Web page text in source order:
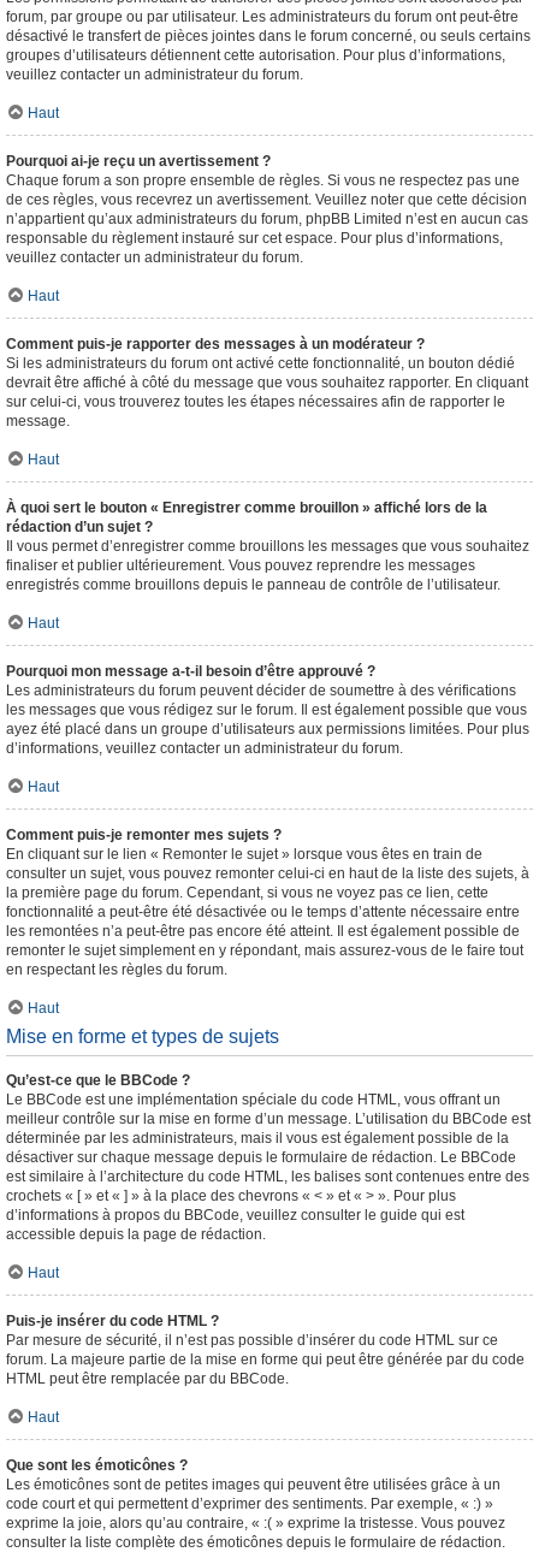
forum, par groupe ou par utilisateur. Les administrateurs du forum ont peut-être
désactivé le transfert de pièces jointes dans le forum concerné, ou seuls certains
groupes d’utilisateurs détiennent cette autorisation. Pour plus d’informations,
veuillez contacter un administrateur du forum.
Haut
Pourquoi ai-je reçu un avertissement ?
Chaque forum a son propre ensemble de règles. Si vous ne respectez pas une
de ces règles, vous recevrez un avertissement. Veuillez noter que cette décision
n’appartient qu’aux administrateurs du forum, phpBB Limited n’est en aucun cas
responsable du règlement instauré sur cet espace. Pour plus d’informations,
veuillez contacter un administrateur du forum.
Haut
Comment puis-je rapporter des messages à un modérateur ?
Si les administrateurs du forum ont activé cette fonctionnalité, un bouton dédié
devrait être affiché à côté du message que vous souhaitez rapporter. En cliquant
sur celui-ci, vous trouverez toutes les étapes nécessaires afin de rapporter le
message.
Haut
À quoi sert le bouton « Enregistrer comme brouillon » affiché lors de la
rédaction d’un sujet ?
Il vous permet d’enregistrer comme brouillons les messages que vous souhaitez
finaliser et publier ultérieurement. Vous pouvez reprendre les messages
enregistrés comme brouillons depuis le panneau de contrôle de l’utilisateur.
Haut
Pourquoi mon message a-t-il besoin d’être approuvé ?
Les administrateurs du forum peuvent décider de soumettre à des vérifications
les messages que vous rédigez sur le forum. Il est également possible que vous
ayez été placé dans un groupe d’utilisateurs aux permissions limitées. Pour plus
d’informations, veuillez contacter un administrateur du forum.
Haut
Comment puis-je remonter mes sujets ?
En cliquant sur le lien « Remonter le sujet » lorsque vous êtes en train de
consulter un sujet, vous pouvez remonter celui-ci en haut de la liste des sujets, à
la première page du forum. Cependant, si vous ne voyez pas ce lien, cette
fonctionnalité a peut-être été désactivée ou le temps d’attente nécessaire entre
les remontées n’a peut-être pas encore été atteint. Il est également possible de
remonter le sujet simplement en y répondant, mais assurez-vous de le faire tout
en respectant les règles du forum.
Haut
Mise en forme et types de sujets
Qu’est-ce que le BBCode ?
Le BBCode est une implémentation spéciale du code HTML, vous offrant un
meilleur contrôle sur la mise en forme d’un message. L’utilisation du BBCode est
déterminée par les administrateurs, mais il vous est également possible de la
désactiver sur chaque message depuis le formulaire de rédaction. Le BBCode
est similaire à l’architecture du code HTML, les balises sont contenues entre des
crochets « [ » et « ] » à la place des chevrons « < » et « > ». Pour plus
d’informations à propos du BBCode, veuillez consulter le guide qui est
accessible depuis la page de rédaction.
Haut
Puis-je insérer du code HTML ?
Par mesure de sécurité, il n’est pas possible d’insérer du code HTML sur ce
forum. La majeure partie de la mise en forme qui peut être générée par du code
HTML peut être remplacée par du BBCode.
Haut
Que sont les émoticônes ?
Les émoticônes sont de petites images qui peuvent être utilisées grâce à un
code court et qui permettent d’exprimer des sentiments. Par exemple, « :) »
exprime la joie, alors qu’au contraire, « :( » exprime la tristesse. Vous pouvez
consulter la liste complète des émoticônes depuis le formulaire de rédaction.